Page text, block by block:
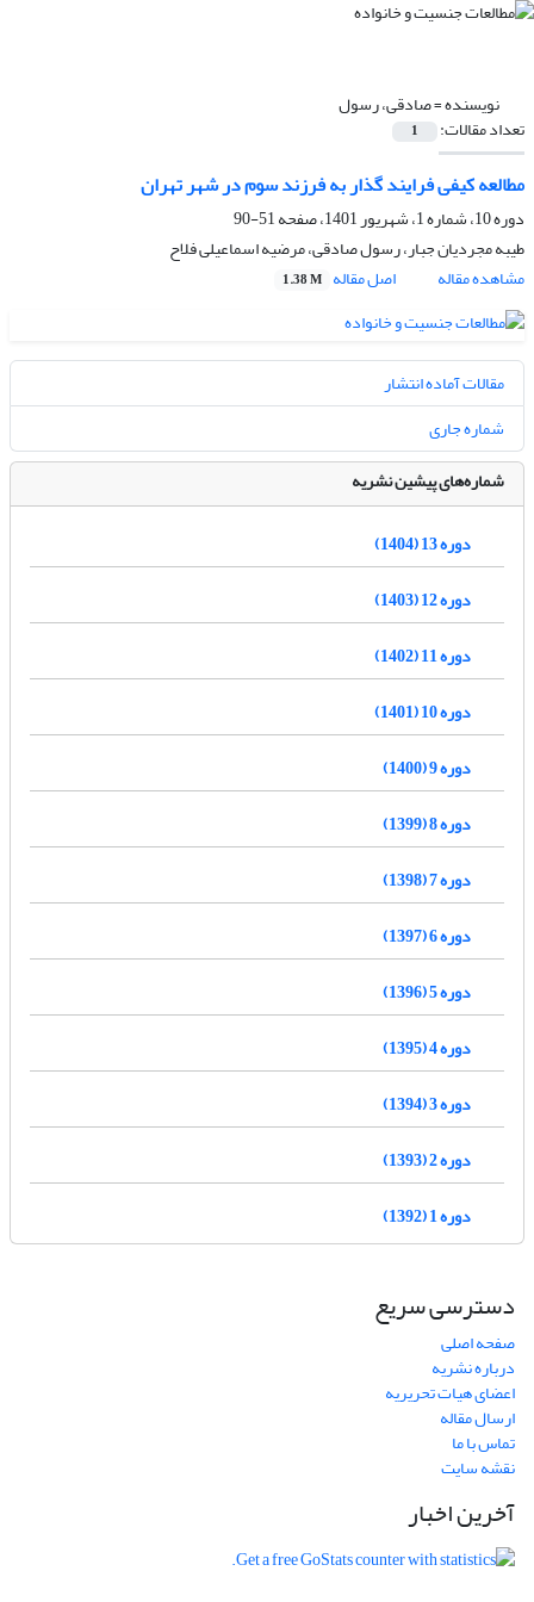
نویسنده =صادقی، رسول
تعداد مقالات: 1
مطالعه کیفی فرایند گذار به فرزند‌ سوم در شهر تهران
دوره 10، شماره 1، شهریور 1401، صفحه
51-90
طیبه مجردیان جبار، رسول صادقی، مرضیه اسماعیلی فلاح
مشاهده مقاله
اصل مقاله 1.38 M
مقالات آماده انتشار
شماره جاری
شماره‌های پیشین نشریه
دوره 13 (1404)
دوره 12 (1403)
دوره 11 (1402)
دوره 10 (1401)
دوره 9 (1400)
دوره 8 (1399)
دوره 7 (1398)
دوره 6 (1397)
دوره 5 (1396)
دوره 4 (1395)
دوره 3 (1394)
دوره 2 (1393)
دوره 1 (1392)
دسترسی سریع
صفحه اصلی
درباره نشریه
اعضای هیات تحریریه
ارسال مقاله
تماس با ما
نقشه سایت
آخرین اخبار